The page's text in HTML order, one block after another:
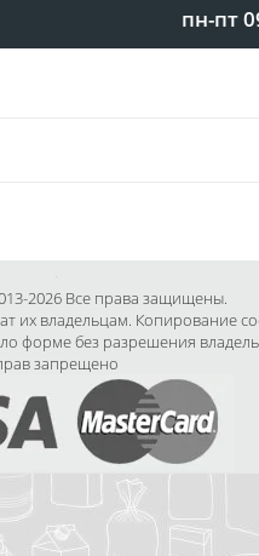
пн-пт
2026 Все права защищены.
их владельцам. Копирование
форме без разрешения
запрещено